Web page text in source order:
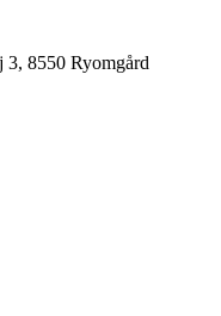
3, 8550 Ryomgård